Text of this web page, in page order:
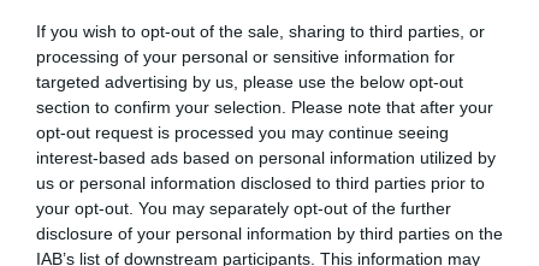
If you wish to opt-out of the sale, sharing to third parties, or
processing of your personal or sensitive information for
targeted advertising by us, please use the below opt-out
section to confirm your selection. Please note that after your
opt-out request is processed you may continue seeing
interest-based ads based on personal information utilized by
us or personal information disclosed to third parties prior to
your opt-out. You may separately opt-out of the further
disclosure of your personal information by third parties on the
IAB’s list of downstream participants. This information may
voltava le spalle a Marcinelle"